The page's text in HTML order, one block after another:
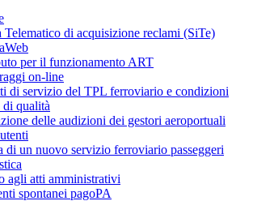
Telematico di acquisizione reclami (SiTe)
per il funzionamento ART
on-line
di servizio del TPL ferroviario e condizioni
qualità
delle audizioni dei gestori aeroportuali
di un nuovo servizio ferroviario passeggeri
agli atti amministrativi
spontanei pagoPA